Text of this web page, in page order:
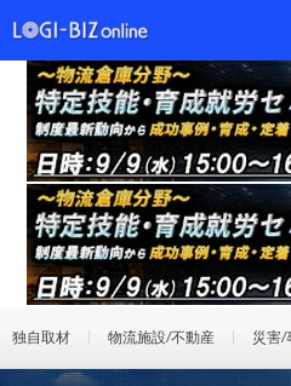
独自取材 物流施設/不動産 災害/